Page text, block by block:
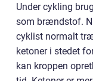
Under cykling
som brændstof.
cyklist normalt
ketoner i stedet
kan kroppen